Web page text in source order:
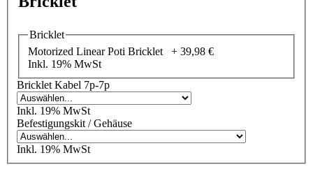
Bricklet
Motorized Linear Poti Bricklet + 39,98 €
Inkl. 19% MwSt
Bricklet Kabel 7p-7p
Inkl. 19% MwSt
Befestigungskit / Gehäuse
Inkl. 19% MwSt